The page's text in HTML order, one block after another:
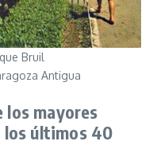
Bruil
Antigua
los mayores
los últimos 40